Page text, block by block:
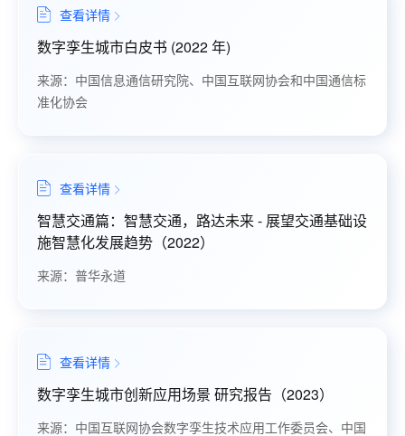
查看详情
数字孪生城市白皮书 (2022 年)
来源：中国信息通信研究院、中国互联网协会和中国通信标
准化协会
查看详情
智慧交通篇：智慧交通，路达未来 - 展望交通基础设
施智慧化发展趋势（2022）
来源：普华永道
查看详情
数字孪生城市创新应用场景 研究报告（2023）
来源：中国互联网协会数字孪生技术应用工作委员会、中国